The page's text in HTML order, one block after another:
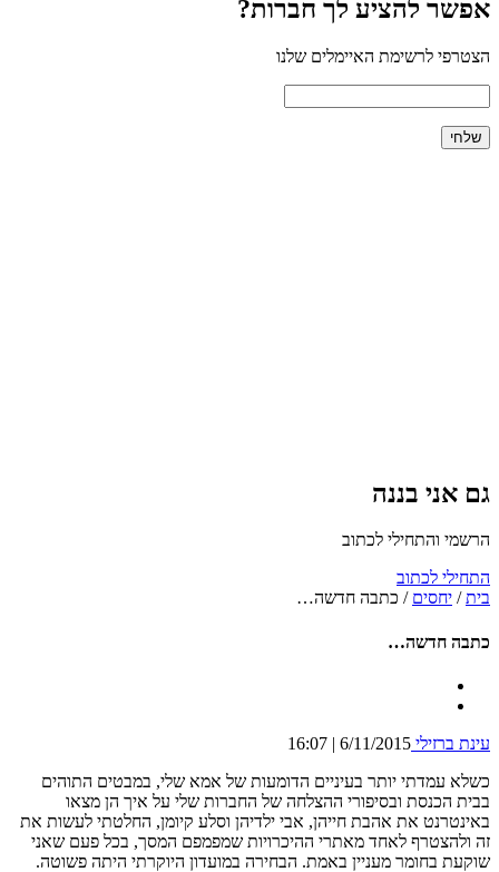
אפשר להציע לך חברות?
הצטרפי לרשימת האיימלים שלנו
גם אני בננה
הרשמי והתחילי לכתוב
התחילי לכתוב
בית/ יחסים / כתבה חדשה…
כתבה חדשה…
עינת ברזילי 6/11/2015 | 16:07
כשלא עמדתי יותר בעיניים הדומעות של אמא שלי, במבטים התוהים
בבית הכנסת ובסיפורי ההצלחה של החברות שלי על איך הן מצאו
באינטרנט את אהבת חייהן, אבי ילדיהן וסלע קיומן, החלטתי לעשות את
זה ולהצטרף לאחד מאתרי ההיכרויות שמפמפם המסך, בכל פעם שאני
שוקעת בחומר מעניין באמת. הבחירה במועדון היוקרתי היתה פשוטה.